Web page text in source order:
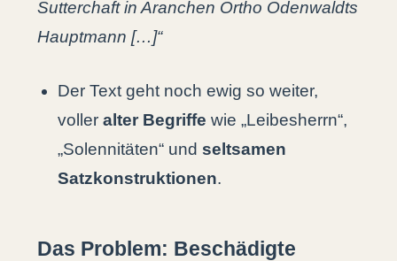
Sutterchaft in Aranchen Ortho Odenwaldts
Hauptmann […]“
Der Text geht noch ewig so weiter,
volleralter Begriffe wie „Leibesherrn“,
„Solennitäten“ undseltsamen
Satzkonstruktionen.
Das Problem: Beschädigte